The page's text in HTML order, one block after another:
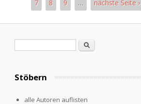
7
8 9 … nächste Seite ›
Search
Stöbern
alle Autoren auflisten